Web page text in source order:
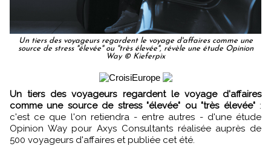
Un tiers des voyageurs regardent le voyage d'affaires comme une
source de stress "élevée" ou "très élevée", révèle une étude Opinion
Way © Kieferpix
Un tiers des voyageurs regardent le voyage d'affaires
comme une source de stress "élevée" ou "très élevée" :
c'est ce que l'on retiendra - entre autres - d'une étude
Opinion Way pour Axys Consultants réalisée auprès de
500 voyageurs d'affaires et publiée cet été.